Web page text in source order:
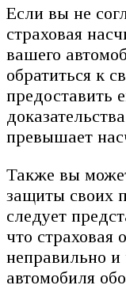
Если вы не
страховая
вашего
обратиться к
предоставить
превышает
Также вы
защиты своих
следует
что страховая
неправильно и
автомобиля